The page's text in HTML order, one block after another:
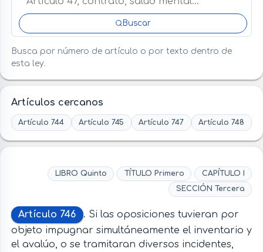
Buscar
Busca por número de artículo o por texto dentro de
esta ley.
Artículos cercanos
Artículo 744 Artículo 745 Artículo 747 Artículo 748
LIBRO Quinto TÍTULO Primero
CAPÍTULO I
SECCIÓN Tercera
Artículo 746
. Si las oposiciones tuvieran por
objeto impugnar simultáneamente el inventario y
el avalúo, o se tramitaran diversos incidentes,